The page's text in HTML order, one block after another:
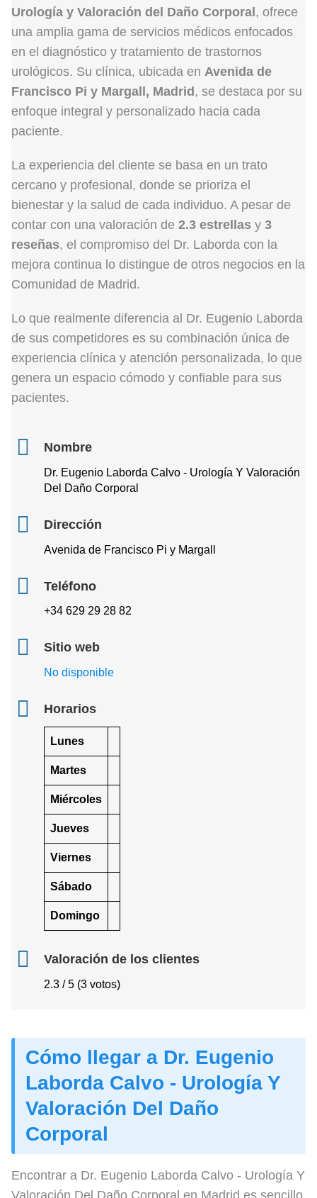
Urología y Valoración del Daño Corporal , ofrece
una amplia gama de servicios médicos enfocados
en el diagnóstico y tratamiento de trastornos
urológicos. Su clínica, ubicada en Avenida de
Francisco Pi y Margall, Madrid , se destaca por su
enfoque integral y personalizado hacia cada
paciente.
La experiencia del cliente se basa en un trato
cercano y profesional, donde se prioriza el
bienestar y la salud de cada individuo. A pesar de
contar con una valoración de 2.3 estrellas y 3
reseñas, el compromiso del Dr. Laborda con la
mejora continua lo distingue de otros negocios en la
Comunidad de Madrid.
Lo que realmente diferencia al Dr. Eugenio Laborda
de sus competidores es su combinación única de
experiencia clínica y atención personalizada, lo que
genera un espacio cómodo y confiable para sus
pacientes.
Nombre
Dr. Eugenio Laborda Calvo - Urología Y Valoración
Del Daño Corporal
Dirección
Avenida de Francisco Pi y Margall
Teléfono
+34 629 29 28 82
Sitio web
No disponible
Horarios
Lunes
Martes
Miércoles
Jueves
Viernes
Sábado
Domingo
Valoración de los clientes
2.3 / 5 (3 votos)
Cómo llegar a Dr. Eugenio
Laborda Calvo - Urología Y
Valoración Del Daño
Corporal
Encontrar a Dr. Eugenio Laborda Calvo - Urología Y
Valoración Del Daño Corporal en Madrid es sencillo